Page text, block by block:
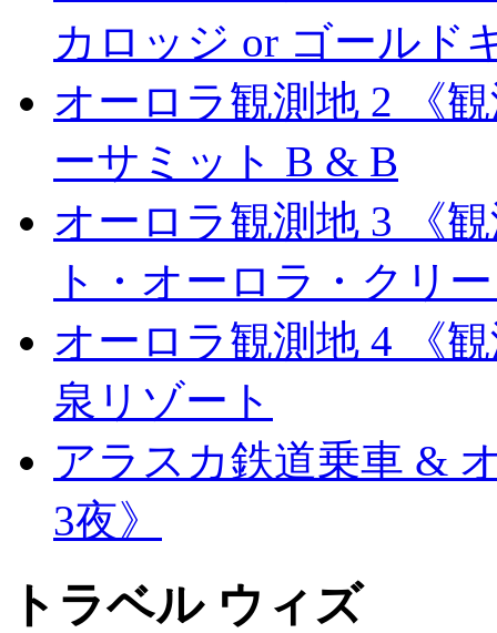
カロッジ or ゴールド
オーロラ観測地 2 《
ーサミット B & B
オーロラ観測地 3 《
ト・オーロラ・クリ
オーロラ観測地 4 《
泉リゾート
アラスカ鉄道乗車 &
3夜》
トラベル ウィズ